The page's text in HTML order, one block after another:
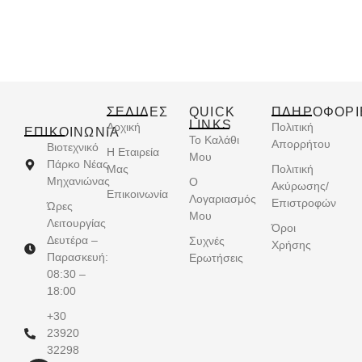
ΕΠΙΚΟΙΝΩΝΊΑ
Βιοτεχνικό
Πάρκο Νέας
Μηχανιώνας
Ώρες
Λειτουργίας
Δευτέρα –
Παρασκευή:
08:30 –
18:00
+30
23920
32298
ΣΕΛΙΔΕΣ
Αρχική
Η Εταιρεία
Μας
Επικοινωνία
QUICK
LINKS
Το Καλάθι
Μου
Ο
Λογαριασμός
Μου
Συχνές
Ερωτήσεις
Πολιτική
Απορρήτου
Πολιτική
Ακύρωσης/
Επιστροφών
Όροι
Χρήσης